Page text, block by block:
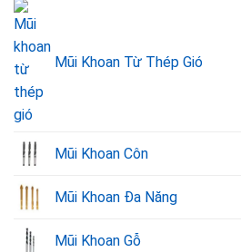
Mũi Khoan Từ Thép Gió
Mũi Khoan Côn
Mũi Khoan Đa Năng
Mũi Khoan Gỗ